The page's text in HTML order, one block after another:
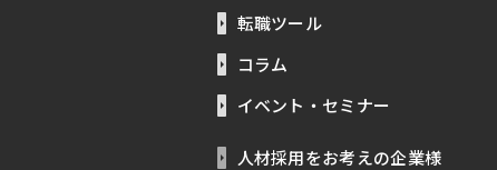
転職ツール
コラム
イベント・セミナー
人材採用をお考えの企業様